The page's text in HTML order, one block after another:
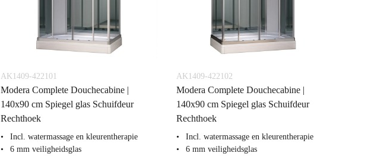
AK1409-422101
Modera Complete Douchecabine |
140x90 cm Spiegel glas Schuifdeur
Rechthoek
Incl. watermassage en kleurentherapie
6 mm veiligheidsglas
AK1409-422102
Modera Complete Douchecabine |
140x90 cm Spiegel glas Schuifdeur
Rechthoek
Incl. watermassage en kleurentherapie
6 mm veiligheidsglas